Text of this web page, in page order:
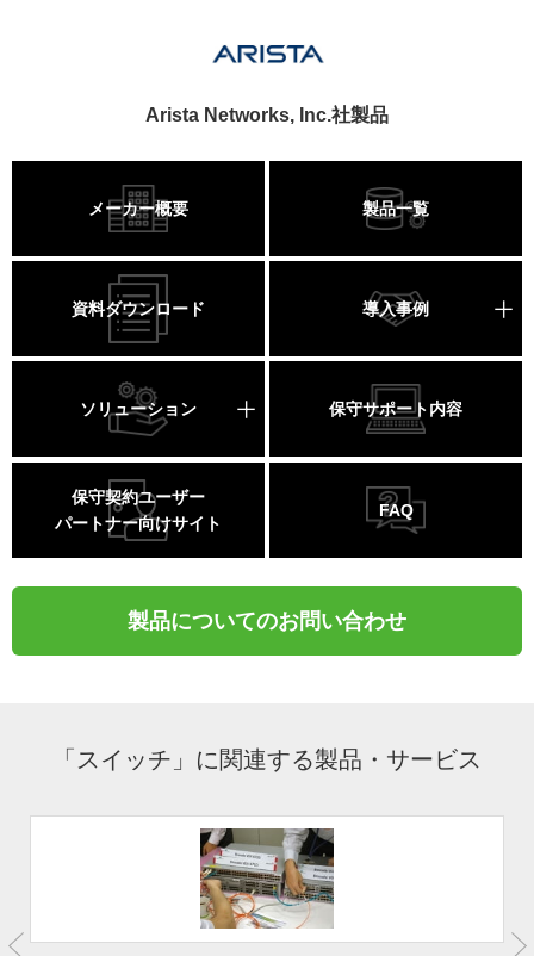
Arista Networks, Inc.社製品
メーカー概要 製品一覧
資料ダウンロード 導入事例
ソリューション 保守サポート内容
保守契約ユーザー
パートナー向けサイト
FAQ
製品についてのお問い合わせ
「スイッチ」に関連する製品・サービス